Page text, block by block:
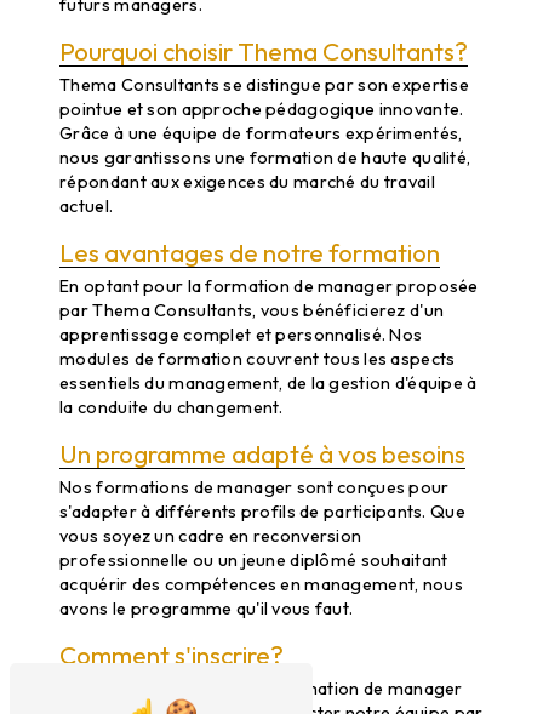
futurs managers.
Pourquoi choisir Thema Consultants?
Thema Consultants se distingue par son expertise
pointue et son approche pédagogique innovante.
Grâce à une équipe de formateurs expérimentés,
nous garantissons une formation de haute qualité,
répondant aux exigences du marché du travail
actuel.
Les avantages de notre formation
En optant pour la formation de manager proposée
par Thema Consultants, vous bénéficierez d'un
apprentissage complet et personnalisé. Nos
modules de formation couvrent tous les aspects
essentiels du management, de la gestion d'équipe à
la conduite du changement.
Un programme adapté à vos besoins
Nos formations de manager sont conçues pour
s'adapter à différents profils de participants. Que
vous soyez un cadre en reconversion
professionnelle ou un jeune diplômé souhaitant
acquérir des compétences en management, nous
avons le programme qu'il vous faut.
Comment s'inscrire?
Pour vous inscrire à notre formation de manager